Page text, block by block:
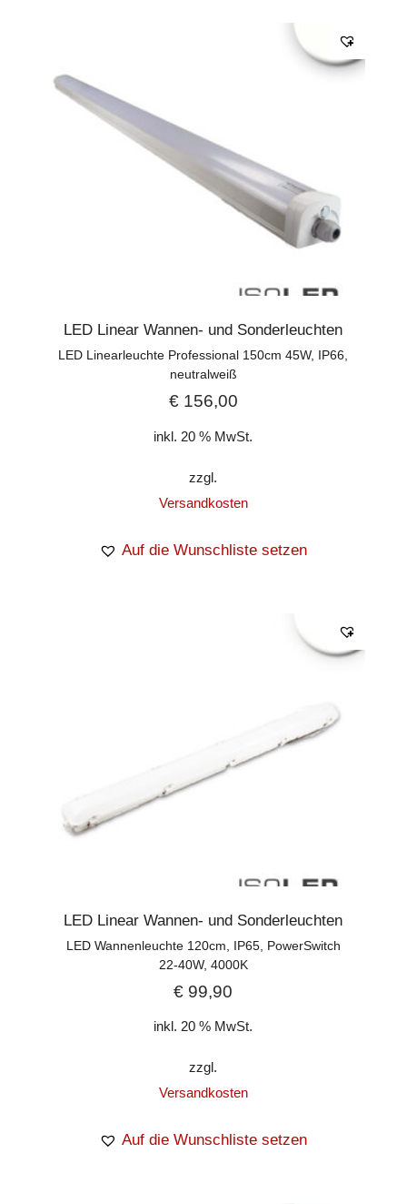
LED Linear Wannen- und Sonderleuchten
LED Linearleuchte Professional 150cm 45W, IP66,
neutralweiß
€156,00
inkl. 20 % MwSt.
zzgl.
Versandkosten
Auf die Wunschliste setzen
LED Linear Wannen- und Sonderleuchten
LED Wannenleuchte 120cm, IP65, PowerSwitch
22-40W, 4000K
€ 99,90
inkl. 20 % MwSt.
zzgl.
Versandkosten
Auf die Wunschliste setzen